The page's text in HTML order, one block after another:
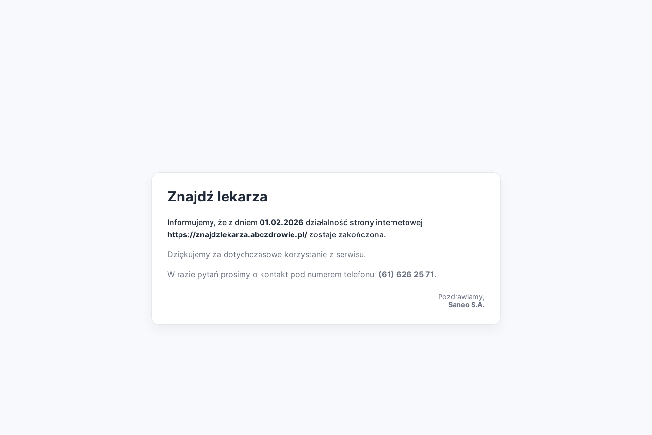
Znajdź lekarza
Informujemy, że z dniem 01.02.2026 działalność strony internetowej
https://znajdzlekarza.abczdrowie.pl/ zostaje zakończona.
Dziękujemy za dotychczasowe korzystanie z serwisu.
W razie pytań prosimy o kontakt pod numerem telefonu: (61) 626 25 71.
Pozdrawiamy,
Saneo S.A.